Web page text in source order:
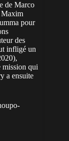
de Marco
Maxim
pour
des
infligé un
mission qui
a ensuite